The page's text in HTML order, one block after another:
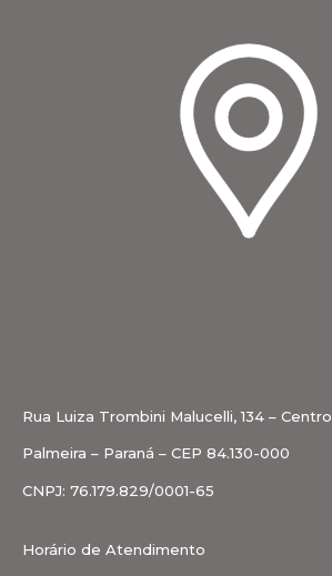
Rua Luiza Trombini Malucelli, 134 – Centro
Palmeira – Paraná – CEP 84.130-000
CNPJ: 76.179.829/0001-65
Horário de Atendimento